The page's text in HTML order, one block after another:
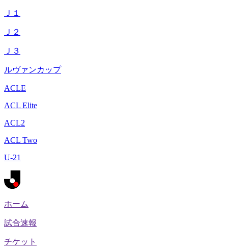
Ｊ１
Ｊ２
Ｊ３
ルヴァンカップ
ACLE
ACL Elite
ACL2
ACL Two
U-21
ホーム
試合速報
チケット